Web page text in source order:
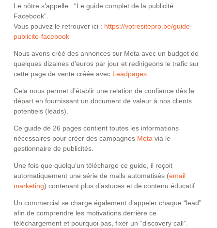
Le nôtre s’appelle : “Le guide complet de la publicité
Facebook”.
Vous pouvez le retrouver ici : https://votresitepro.be/guide-
publicite-facebook
Nous avons créé des annonces sur Meta avec un budget de
quelques dizaines d’euros par jour et redirigeons le trafic sur
cette page de vente créée avec Leadpages
Cela nous permet d’établir une relation de confiance dès le
départ en fournissant un document de valeur à nos clients
potentiels (leads).
Ce guide de 26 pages contient toutes les informations
nécessaires pour créer des campagnes Meta via le
gestionnaire de publicités.
Une fois que quelqu’un télécharge ce guide, il reçoit
automatiquement une série de mails automatisés (email
marketing) contenant plus d’astuces et de contenu éducatif.
Un commercial se charge également d’appeler chaque “lead”
afin de comprendre les motivations derrière ce
téléchargement et pourquoi pas, fixer un “discovery call”.